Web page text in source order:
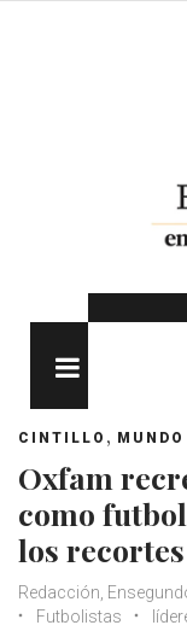
CINTILLO , MUNDO
Oxfam
como
los
Redacción,
Futbolistas